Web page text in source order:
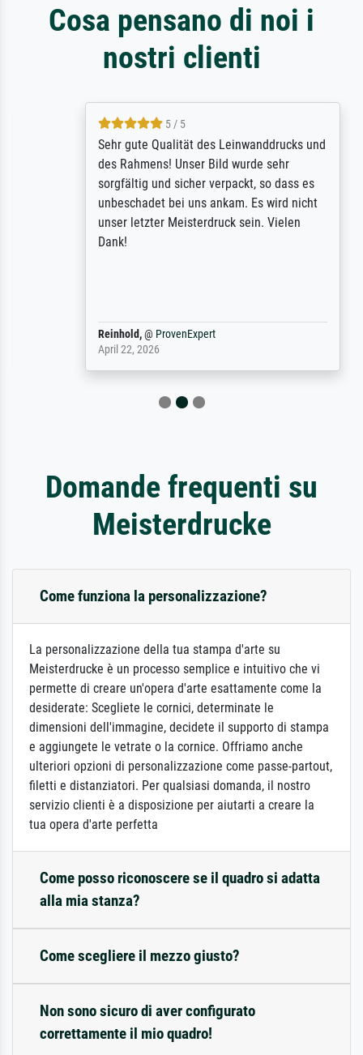
Cosa pensano di noi i
nostri clienti
5 / 5
Sehr gute Qualität des Leinwanddrucks und
des Rahmens! Unser Bild wurde sehr
sorgfältig und sicher verpackt, so dass es
unbeschadet bei uns ankam. Es wird nicht
unser letzter Meisterdruck sein. Vielen
Reinhold,@ProvenExpert
April 22, 2026
Domande frequenti su
Meisterdrucke
Come funziona la personalizzazione?
La personalizzazione della tua stampa d'arte su
Meisterdrucke è un processo semplice e intuitivo che vi
permette di creare un'opera d'arte esattamente come la
desiderate: Scegliete le cornici, determinate le
dimensioni dell'immagine, decidete il supporto di stampa
e aggiungete le vetrate o la cornice. Offriamo anche
ulteriori opzioni di personalizzazione come passe-partout,
filetti e distanziatori. Per qualsiasi domanda, il nostro
servizio clienti è a disposizione per aiutarti a creare la
tua opera d'arte perfetta
Come posso riconoscere se il quadro si adatta
alla mia stanza?
Come scegliere il mezzo giusto?
Non sono sicuro di aver configurato
correttamente il mio quadro!